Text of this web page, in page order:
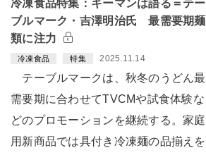
冷凍食品特集：キーマンは語る＝テー
ブルマーク・吉澤明治氏 最需要期麺
類に注力
冷凍食品 特集 2025.11.14
テーブルマークは、秋冬のうどん最
需要期に合わせてTVCMや試食体験な
どのプロモーションを継続する。家庭
用新商品では具付き冷凍麺の品揃えを